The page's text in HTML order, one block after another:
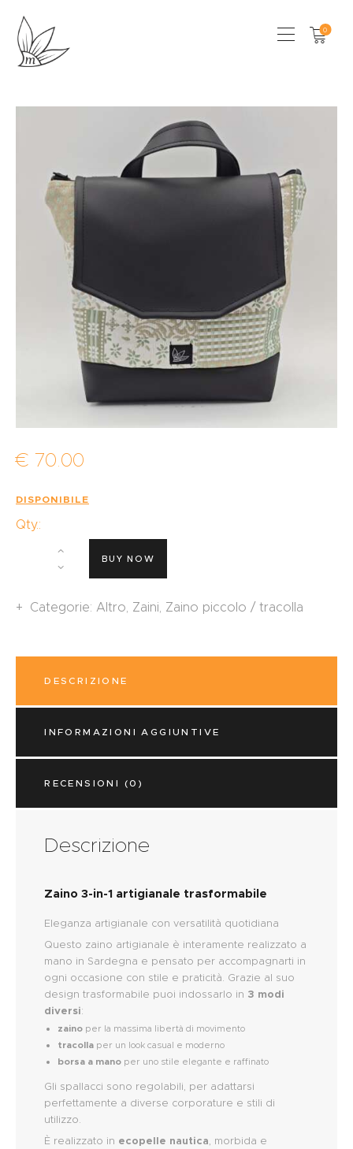
0
CHI SONO
LOCAL STORES
CONTATTI
€ 70.00
DISPONIBILE
Qty.:
BUY NOW
Categorie: Altro Zaini Zaino piccolo / tracolla
DESCRIZIONE
INFORMAZIONI AGGIUNTIVE
RECENSIONI (0)
Descrizione
Zaino 3-in-1 artigianale trasformabile
Eleganza artigianale con versatilità quotidiana
Questo zaino artigianale è interamente realizzato a
mano in Sardegna e pensato per accompagnarti in
ogni occasione con stile e praticità. Grazie al suo
design trasformabile puoi indossarlo in 3 modi
diversi:
zaino per la massima libertà di movimento
tracolla per un look casual e moderno
borsa a mano per uno stile elegante e raffinato
Gli spallacci sono regolabili, per adattarsi
perfettamente a diverse corporature e stili di
utilizzo.
È realizzato in ecopelle nautica, morbida e